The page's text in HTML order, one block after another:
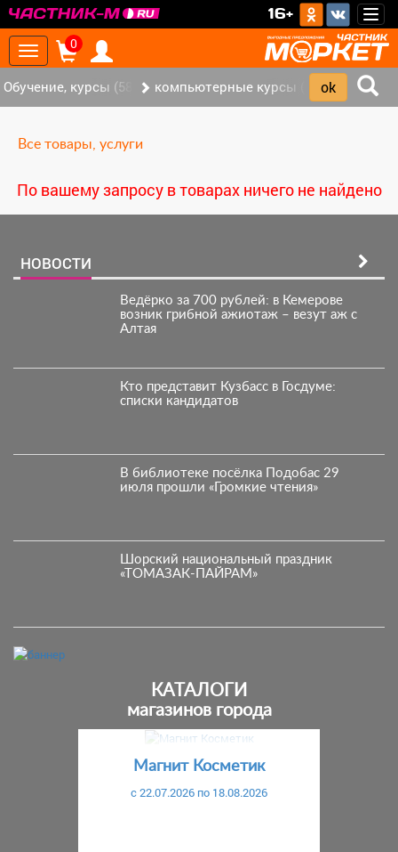
16+
Toggle
navigation
0
Обучение, курсы (58) компьютерные курсы (0)
Все товары, услуги
По вашему запросу в товарах ничего не найдено
НОВОСТИ
Ведёрко за 700 рублей: в Кемерове
возник грибной ажиотаж – везут аж с
Алтая
Кто представит Кузбасс в Госдуме:
списки кандидатов
В библиотеке посёлка Подобас 29
июля прошли «Громкие чтения»
Шорский национальный праздник
«ТОМАЗАК-ПАЙРАМ»
КАТАЛОГИ
магазинов города
Магнит Косметик
c 22.07.2026 по 18.08.2026